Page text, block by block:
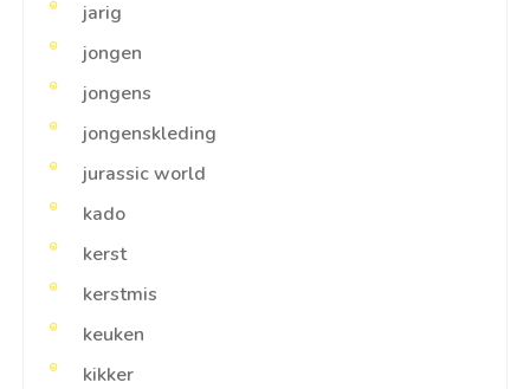
jarig
jongen
jongens
jongenskleding
jurassic world
kado
kerst
kerstmis
keuken
kikker